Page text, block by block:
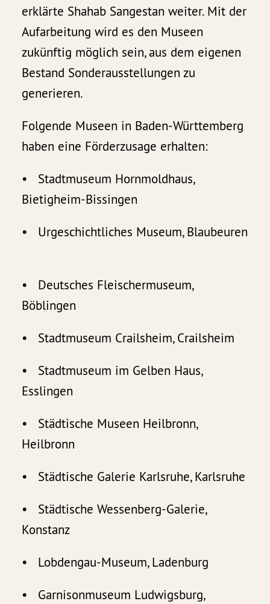
erklärte Shahab Sangestan weiter. Mit der
Aufarbeitung wird es den Museen
zukünftig möglich sein, aus dem eigenen
Bestand Sonderausstellungen zu
generieren.
Folgende Museen in Baden-Württemberg
haben eine Förderzusage erhalten:
• Stadtmuseum Hornmoldhaus,
Bietigheim-Bissingen
• Urgeschichtliches Museum, Blaubeuren
• Deutsches Fleischermuseum,
Böblingen
• Stadtmuseum Crailsheim, Crailsheim
• Stadtmuseum im Gelben Haus,
Esslingen
• Städtische Museen Heilbronn,
Heilbronn
• Städtische Galerie Karlsruhe, Karlsruhe
• Städtische Wessenberg-Galerie,
Konstanz
• Lobdengau-Museum, Ladenburg
• Garnisonmuseum Ludwigsburg,